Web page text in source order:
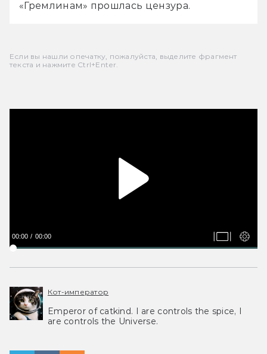
«Гремлинам» прошлась цензура.
Если вы нашли опечатку, пожалуйста, выделите фрагмент
текста и нажмите Ctrl+Enter.
00:00 00:00
Кот-император
Emperor of catkind. I are controls the spice, I
are controls the Universe.